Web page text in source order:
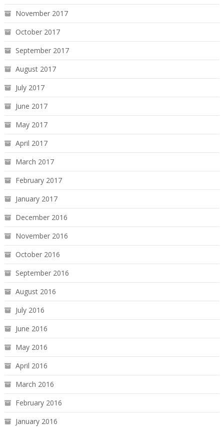
November 2017
October 2017
September 2017
August 2017
July 2017
June 2017
May 2017
April 2017
March 2017
February 2017
January 2017
December 2016
November 2016
October 2016
September 2016
August 2016
July 2016
June 2016
May 2016
April 2016
March 2016
February 2016
January 2016